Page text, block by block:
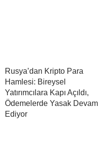
Rusya’dan Kripto Para
Hamlesi: Bireysel
Yatırımcılara Kapı Açıldı,
Ödemelerde Yasak Devam
Ediyor